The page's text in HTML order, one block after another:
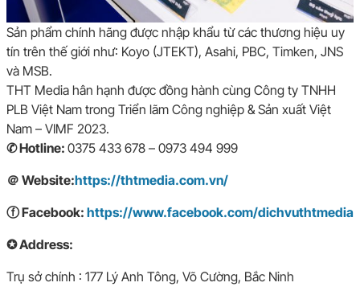
Sản phẩm chính hãng được nhập khẩu từ các thương hiệu uy
tín trên thế giới như: Koyo (JTEKT), Asahi, PBC, Timken, JNS
và MSB.
THT Media hân hạnh được đồng hành cùng Công ty TNHH
PLB Việt Nam trong Triển lãm Công nghiệp & Sản xuất Việt
Nam – VIMF 2023.
✆ Hotline: 0375 433 678 – 0973 494 999
＠ Website:https://thtmedia.com.vn/
ⓕ Facebook: https://www.facebook.com/dichvuthtmedia
✪ Address:
Trụ sở chính : 177 Lý Anh Tông, Võ Cường, Bắc Ninh